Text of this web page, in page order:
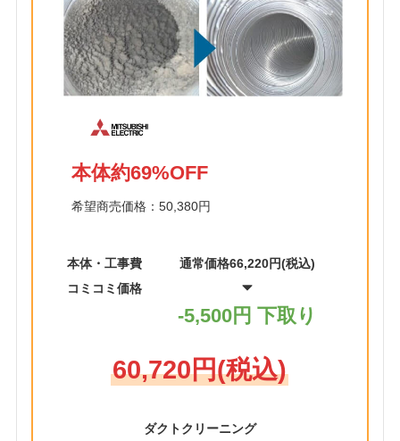
本体約69%OFF
希望商売価格：50,380円
本体・工事費
コミコミ価格
通常価格66,220円(税込)
-5,500円 下取り
60,720円(税込)
ダクトクリーニング